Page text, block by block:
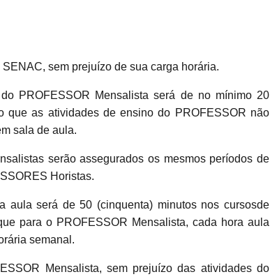
sem prejuízo de sua carga horária.
PROFESSOR Mensalista será de no mínimo 20
que as atividades de ensino do PROFESSOR não
sala de aula.
serão assegurados os mesmos períodos de
Horistas.
aula será de 50 (cinquenta) minutos nos cursosde
para o PROFESSOR Mensalista, cada hora aula
semanal.
Mensalista, sem prejuízo das atividades do